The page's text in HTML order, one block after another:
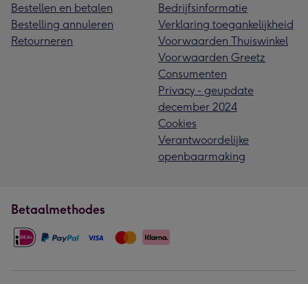
Bestellen en betalen
Bestelling annuleren
Retourneren
Bedrijfsinformatie
Verklaring toegankelijkheid
Voorwaarden Thuiswinkel
Voorwaarden Greetz
Consumenten
Privacy - geupdate
december 2024
Cookies
Verantwoordelijke
openbaarmaking
Betaalmethodes